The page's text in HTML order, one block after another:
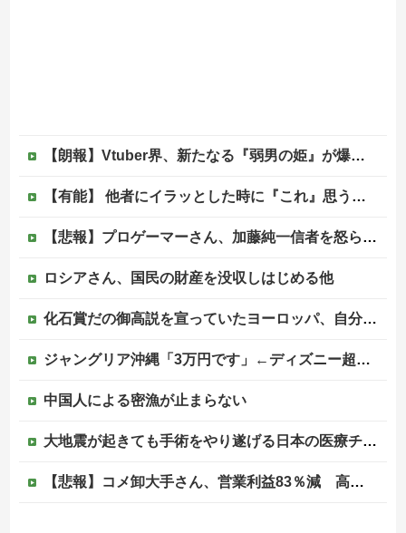
【朗報】Vtuber界、新たなる『弱男の姫』が爆誕ｗｗｗｗｗｗｗｗｗｗｗ
【有能】 他者にイラッとした時に『これ』思うと最強に楽になることが発覚！！！
【悲報】プロゲーマーさん、加藤純一信者を怒らせてしまった結果、好き嫌い5位にwwwwwwww
ロシアさん、国民の財産を没収しはじめる他
化石賞だの御高説を宣っていたヨーロッパ、自分が猛暑に襲われると為すすべべもなくダメージを受けてしまい……
ジャングリア沖縄「3万円です」←ディズニー超えの強気価格ｗｗｗ
中国人による密漁が止まらない
大地震が起きても手術をやり遂げる日本の医療チーム、海外でも凄すぎると絶賛
【悲報】コメ卸大手さん、営業利益83％減 高値で買い込んだ米が売れず「損切り祭り」開幕へ